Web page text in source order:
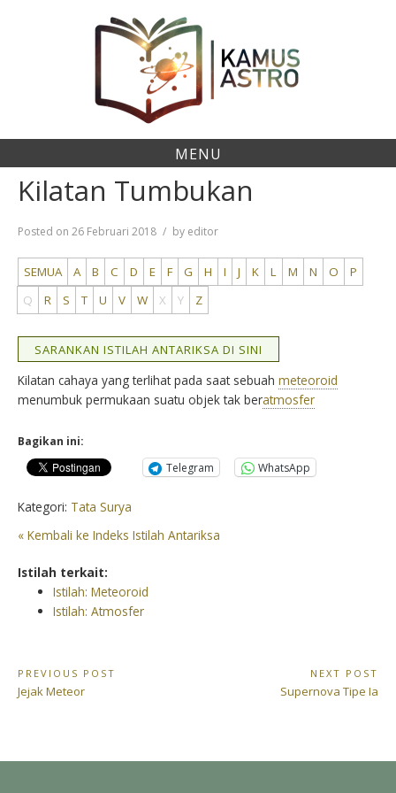
MENU
Kilatan Tumbukan
Posted on 26 Februari 2018 by editor
SEMUA A B C D E F G H I J K L M N O
P
Q
R S T U V W X Y Z
SARANKAN ISTILAH ANTARIKSA DI SINI
Kilatan cahaya yang terlihat pada saat sebuah meteoroid
menumbuk permukaan suatu objek tak beratmosfer
Bagikan ini:
Telegram
WhatsApp
Kategori: Tata Surya
« Kembali ke Indeks Istilah Antariksa
Istilah terkait:
Istilah: Meteoroid
Istilah: Atmosfer
Navigasi
pos
PREVIOUS POST
Previous
Jejak Meteor
NEXT POST
Next
Supernova Tipe Ia